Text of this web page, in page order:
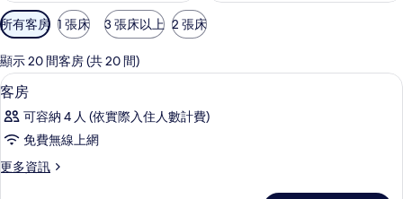
可
用
的
客
房
篩
選
件
所有客房 1 張床 3 張床以上 2 張床
顯示 20 間客房 (共 20 間)
顯
示
客
的
高級寢具、羽絨被、客房內保險箱、
1
客房
可容納 4 人 (依實際入住人數計費)
免費無線上網
更多資訊
更